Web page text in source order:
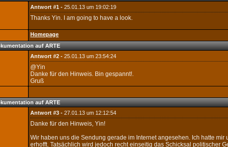
Antwort #1 - 25.01.13 um 19:02:19
Thanks Yin. I am going to have a look.
Homepage
auf ARTE
Antwort #2 - 25.01.13 um 23:54:24
@Yin
Danke für den Hinweis. Bin gespannt!.
Gruß
auf ARTE
Antwort #3 - 27.01.13 um 12:12:54
Danke für den Hinweis, Yin!
Wir haben uns die Sendung gerade im Internet angesehen. Ich hatte
erhofft. Tatsächlich wird jedoch recht einseitig das Schicksal politischer